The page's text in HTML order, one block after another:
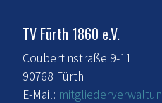
TV Fürth 1860 e.V.
Coubertinstraße 9-11
90768 Fürth
E-Mail: